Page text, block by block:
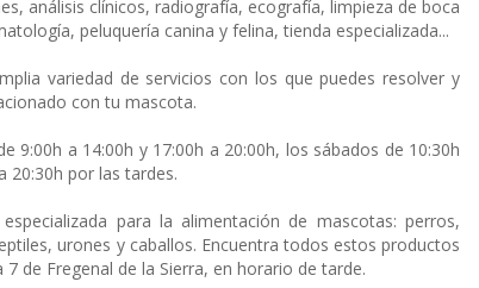
análisis clínicos, radiografía, ecografía, limpieza de boca
peluquería canina y felina, tienda especializada...
variedad de servicios con los que puedes resolver y
con tu mascota.
9:00h a 14:00h y 17:00h a 20:00h, los sábados de 10:30h
20:30h por las tardes.
para la alimentación de mascotas: perros,
urones y caballos. Encuentra todos estos productos
7 de Fregenal de la Sierra, en horario de tarde.